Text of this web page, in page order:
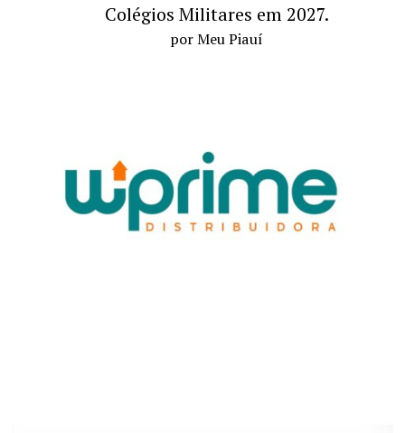
Colégios Militares em 2027.
por Meu Piauí